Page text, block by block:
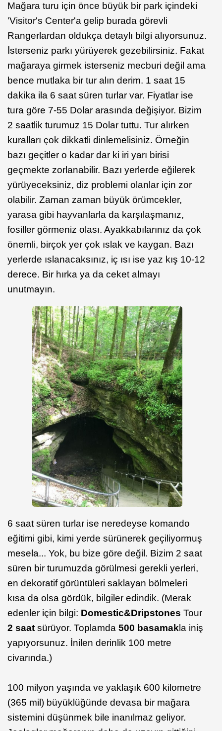
Mağara turu için önce büyük bir park içindeki
'Visitor's Center'a gelip burada görevli
Rangerlardan oldukça detaylı bilgi alıyorsunuz.
İsterseniz parkı yürüyerek gezebilirsiniz. Fakat
mağaraya girmek isterseniz mecburi değil ama
bence mutlaka bir tur alın derim. 1 saat 15
dakika ila 6 saat süren turlar var. Fiyatlar ise
tura göre 7-55 Dolar arasında değişiyor. Bizim
2 saatlik turumuz 15 Dolar tuttu. Tur alırken
kuralları çok dikkatli dinlemelisiniz. Örneğin
bazı geçitler o kadar dar ki iri yarı birisi
geçmekte zorlanabilir. Bazı yerlerde eğilerek
yürüyeceksiniz, diz problemi olanlar için zor
olabilir. Zaman zaman büyük örümcekler,
yarasa gibi hayvanlarla da karşılaşmanız,
fosiller görmeniz olası. Ayakkabılarınız da çok
önemli, birçok yer çok ıslak ve kaygan. Bazı
yerlerde ıslanacaksınız, iç ısı ise yaz kış 10-12
derece. Bir hırka ya da ceket almayı
unutmayın.
6 saat süren turlar ise neredeyse komando
eğitimi gibi, kimi yerde sürünerek geçiliyormuş
mesela... Yok, bu bize göre değil. Bizim 2 saat
süren bir turumuzda görülmesi gerekli yerleri,
en dekoratif görüntüleri saklayan bölmeleri
kısa da olsa gördük, bilgiler edindik. (Merak
edenler için bilgi: Domestic&Dripstones Tour
2 saat sürüyor. Toplamda 500 basamakla iniş
yapıyorsunuz. İnilen derinlik 100 metre
civarında.)
100 milyon yaşında ve yaklaşık 600 kilometre
(365 mil) büyüklüğünde devasa bir mağara
sistemini düşünmek bile inanılmaz geliyor.